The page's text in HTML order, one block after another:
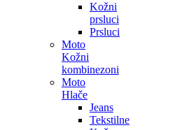
Kožni
prsluci
Prsluci
Moto
Kožni
kombinezoni
Moto
Hlače
Jeans
Tekstilne